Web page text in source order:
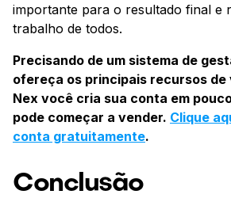
importante para o resultado final e
trabalho de todos.
Precisando de um sistema de
ofereça os principais recursos de
Nex você cria sua conta em
pode começar a vender. Clique
conta gratuitamente.
Conclusão